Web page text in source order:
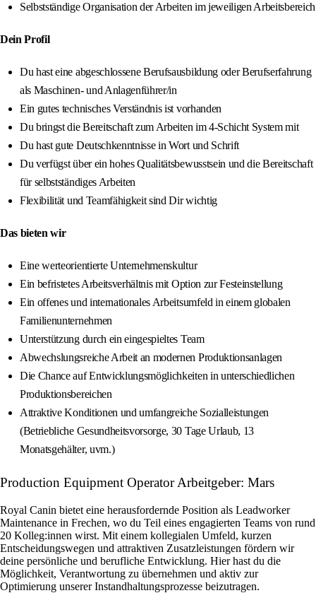
Selbstständige Organisation der Arbeiten im jeweiligen Arbeitsbereich
Dein Profil
Du hast eine abgeschlossene Berufsausbildung oder Berufserfahrung
als Maschinen- und Anlagenführer/in
Ein gutes technisches Verständnis ist vorhanden
Du bringst die Bereitschaft zum Arbeiten im 4-Schicht System mit
Du hast gute Deutschkenntnisse in Wort und Schrift
Du verfügst über ein hohes Qualitätsbewusstsein und die Bereitschaft
für selbstständiges Arbeiten
Flexibilität und Teamfähigkeit sind Dir wichtig
Das bieten wir
Eine werteorientierte Unternehmenskultur
Ein befristetes Arbeitsverhältnis mit Option zur Festeinstellung
Ein offenes und internationales Arbeitsumfeld in einem globalen
Familienunternehmen
Unterstützung durch ein eingespieltes Team
Abwechslungsreiche Arbeit an modernen Produktionsanlagen
Die Chance auf Entwicklungsmöglichkeiten in unterschiedlichen
Produktionsbereichen
Attraktive Konditionen und umfangreiche Sozialleistungen
(Betriebliche Gesundheitsvorsorge, 30 Tage Urlaub, 13
Monatsgehälter, uvm.)
Production Equipment Operator Arbeitgeber: Mars
Royal Canin bietet eine herausfordernde Position als Leadworker
Maintenance in Frechen, wo du Teil eines engagierten Teams von rund
20 Kolleg:innen wirst. Mit einem kollegialen Umfeld, kurzen
Entscheidungswegen und attraktiven Zusatzleistungen fördern wir
deine persönliche und berufliche Entwicklung. Hier hast du die
Möglichkeit, Verantwortung zu übernehmen und aktiv zur
Optimierung unserer Instandhaltungsprozesse beizutragen.